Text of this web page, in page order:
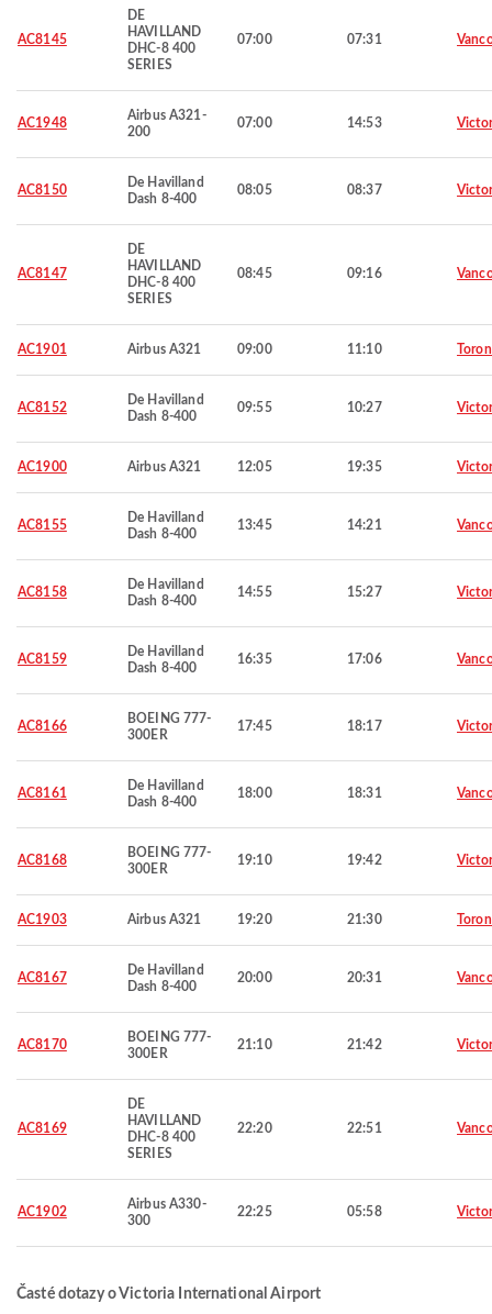
AC8145
DE
HAVILLAND
DHC-8 400
SERIES
07:00 07:31
AC1948
Airbus A321-
200
07:00 14:53
AC8150
De Havilland
Dash 8-400
08:05 08:37
AC8147
DE
HAVILLAND
DHC-8 400
SERIES
08:45 09:16
AC1901 Airbus A321 09:00 11:10
AC8152
De Havilland
Dash 8-400
09:55 10:27
AC1900 Airbus A321 12:05 19:35
AC8155
De Havilland
Dash 8-400
13:45 14:21
AC8158
De Havilland
Dash 8-400
14:55 15:27
AC8159
De Havilland
Dash 8-400
16:35 17:06
AC8166
BOEING 777-
300ER
17:45 18:17
AC8161
De Havilland
Dash 8-400
18:00 18:31
AC8168
BOEING 777-
300ER
19:10 19:42
AC1903 Airbus A321 19:20 21:30
AC8167
De Havilland
Dash 8-400
20:00 20:31
AC8170
BOEING 777-
300ER
21:10 21:42
AC8169
DE
HAVILLAND
DHC-8 400
SERIES
22:20 22:51
AC1902
Airbus A330-
300
22:25 05:58
Časté dotazy o Victoria International Airport